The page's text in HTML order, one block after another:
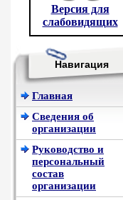
Версия для
слабовидящих
Навигация
Главная
Сведения об
организации
Руководство и
персональный
состав
организации